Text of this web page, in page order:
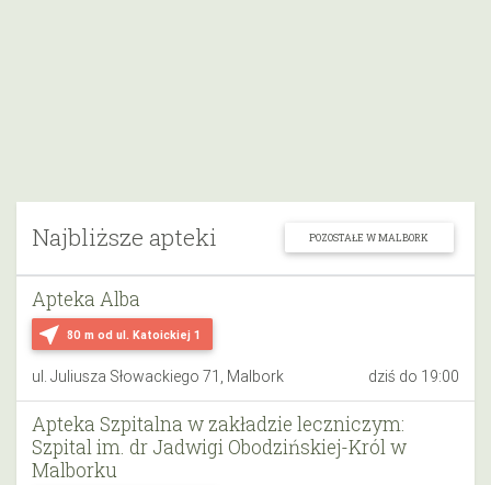
Najbliższe apteki POZOSTAŁE W MALBORK
near_me 80 m od ul. Katoickiej 1
Apteka Alba
ul. Juliusza Słowackiego 71, Malbork dziś do 19:00
Apteka Szpitalna w zakładzie leczniczym:
Szpital im. dr Jadwigi Obodzińskiej-Król w
Malborku